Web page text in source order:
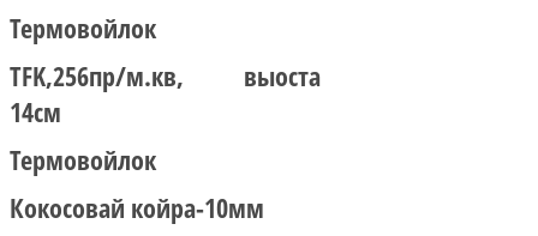
Термовойлок
TFK,256пр/м.кв, выоста
14см
Термовойлок
Кокосовай койра-10мм